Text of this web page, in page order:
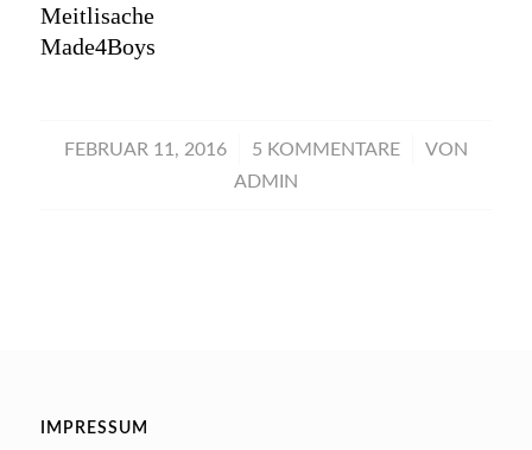
Meitlisache
Made4Boys
FEBRUAR 11, 2016
/ 5 KOMMENTARE
/
VON
ADMIN
IMPRESSUM